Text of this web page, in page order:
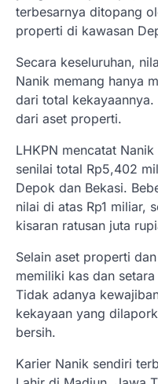
terbesarnya ditopang
properti di kawasan
Secara keseluruhan,
Nanik memang hanya
dari total
dari aset properti.
LHKPN mencatat
senilai total Rp5,402
Depok dan Bekasi.
nilai di atas Rp1 miliar,
kisaran ratusan juta
Selain aset properti
memiliki kas dan
Tidak adanya
kekayaan yang
bersih.
Karier Nanik sendiri